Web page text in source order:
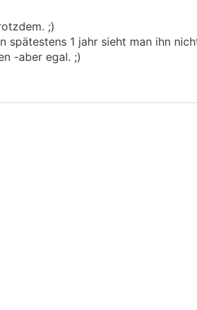
;)
1 jahr sieht man ihn
-aber egal. ;)